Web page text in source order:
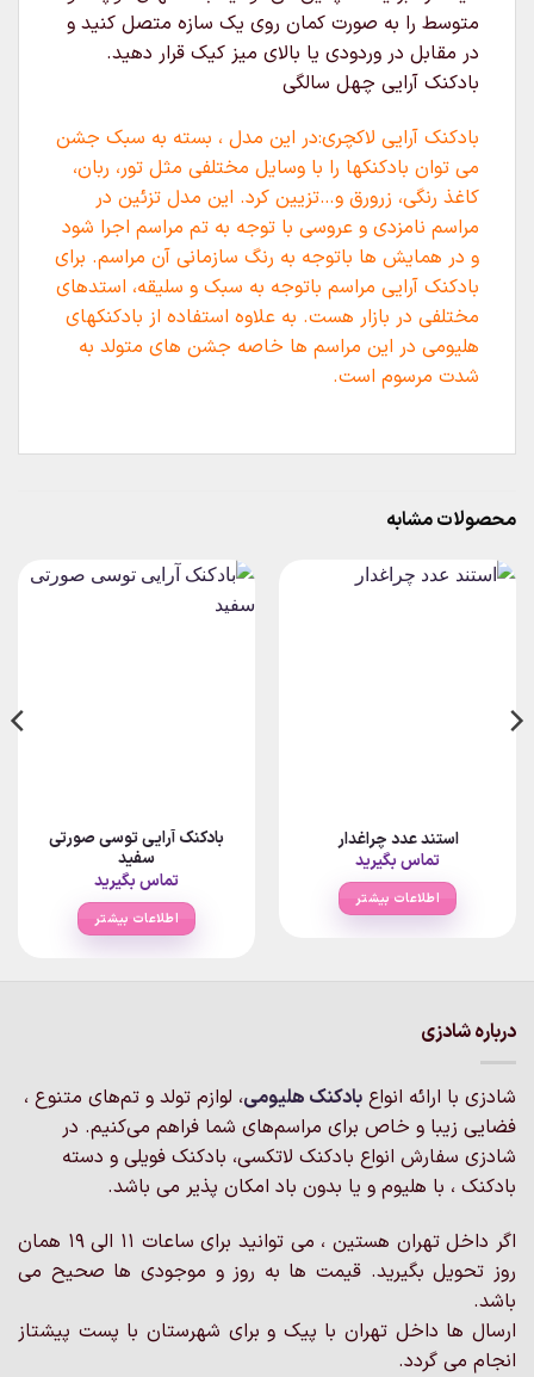
متوسط را به صورت کمان روی یک سازه متصل کنید و
در مقابل در وردودی یا بالای میز کیک قرار دهید.
بادکنک آرایی چهل سالگی
بادکنک آرایی لاکچری:در این مدل ، بسته به سبک جشن
می توان بادکنکها را با وسایل مختلفی مثل تور، ربان،
کاغذ رنگی، زرورق و…تزیین کرد. این مدل تزئین در
مراسم نامزدی و عروسی با توجه به تم مراسم اجرا شود
و در همایش ها باتوجه به رنگ سازمانی آن مراسم. برای
بادکنک آرایی مراسم باتوجه به سبک و سلیقه، استدهای
مختلفی در بازار هست. به علاوه استفاده از بادکنکهای
هلیومی در این مراسم ها خاصه جشن های متولد به
شدت مرسوم است.
محصولات مشابه
استند عدد چراغدار
تماس بگیرید
اطلاعات بیشتر
بادکنک آرایی توسی صورتی
سفید
تماس بگیرید
اطلاعات بیشتر
درباره شادزی
شادزی با ارائه انواع بادکنک‌ هلیومی، لوازم تولد و تم‌های متنوع ،
فضایی زیبا و خاص برای مراسم‌های شما فراهم می‌کنیم. در
شادزی سفارش انواع بادکنک لاتکسی، بادکنک فویلی و دسته
بادکنک ، با هلیوم و یا بدون باد امکان پذیر می باشد.
اگر داخل تهران هستین ، می توانید برای ساعات 11 الی 19 همان
روز تحویل بگیرید. قیمت ها به روز و موجودی ها صحیح می
باشد.
ارسال ها داخل تهران با پیک و برای شهرستان با پست پیشتاز
انجام می گردد.